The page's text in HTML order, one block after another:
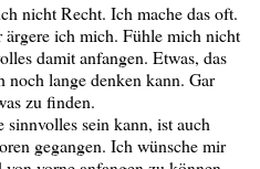
nicht Recht. Ich mache das oft.
ich mich. Fühle mich nicht
damit anfangen. Etwas, das
lange denken kann. Gar
zu finden.
sinnvolles sein kann, ist auch
gegangen. Ich wünsche mir